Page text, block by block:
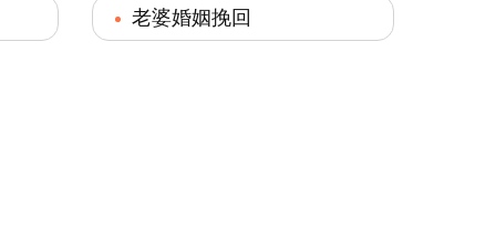
老婆婚姻挽回